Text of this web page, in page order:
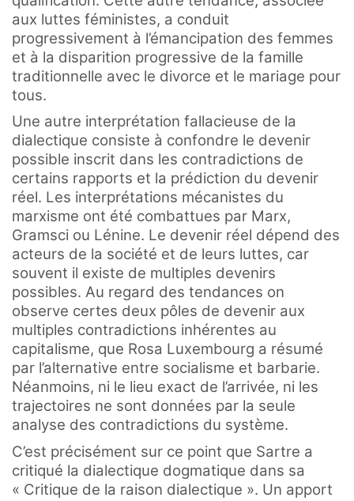
aux luttes féministes, a conduit
progressivement à l’émancipation des femmes
et à la disparition progressive de la famille
traditionnelle avec le divorce et le mariage pour
tous.
Une autre interprétation fallacieuse de la
dialectique consiste à confondre le devenir
possible inscrit dans les contradictions de
certains rapports et la prédiction du devenir
réel. Les interprétations mécanistes du
marxisme ont été combattues par Marx,
Gramsci ou Lénine. Le devenir réel dépend des
acteurs de la société et de leurs luttes, car
souvent il existe de multiples devenirs
possibles. Au regard des tendances on
observe certes deux pôles de devenir aux
multiples contradictions inhérentes au
capitalisme, que Rosa Luxembourg a résumé
par l’alternative entre socialisme et barbarie.
Néanmoins, ni le lieu exact de l’arrivée, ni les
trajectoires ne sont données par la seule
analyse des contradictions du système.
C’est précisément sur ce point que Sartre a
critiqué la dialectique dogmatique dans sa
« Critique de la raison dialectique ». Un apport